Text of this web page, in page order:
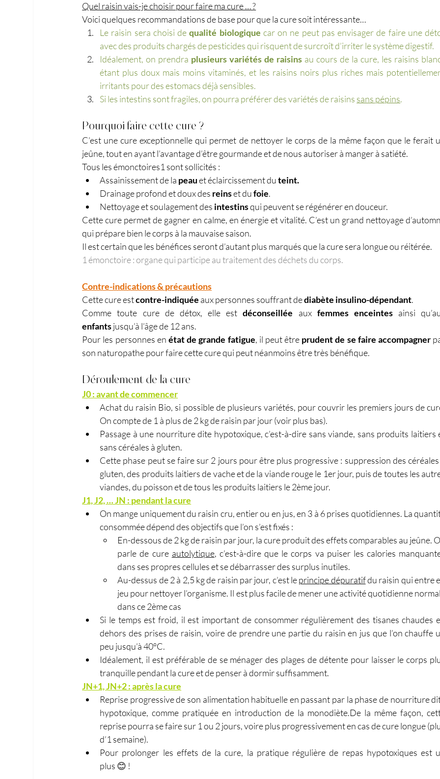
Quel raisin vais-je choisir pour faire ma cure … ?
Voici quelques recommandations de base pour que la cure soit intéressante…
Le raisin sera choisi de qualité biologique car on ne peut pas envisager de faire une
avec des produits chargés de pesticides qui risquent de surcroît d’irriter le système digestif.
Idéalement, on prendra plusieurs variétés de raisins au cours de la cure, les raisins
étant plus doux mais moins vitaminés, et les raisins noirs plus riches mais
irritants pour des estomacs déjà sensibles.
Si les intestins sont fragiles, on pourra préférer des variétés de raisins sans pépins.
Pourquoi faire cette cure ?
C’est une cure exceptionnelle qui permet de nettoyer le corps de la même façon que le ferait
jeûne, tout en ayant l’avantage d’être gourmande et de nous autoriser à manger à satiété.
Tous les émonctoires1 sont sollicités :
Assainissement de la peau et éclaircissement du teint.
Drainage profond et doux des reins et du foie.
Nettoyage et soulagement des intestins qui peuvent se régénérer en douceur.
Cette cure permet de gagner en calme, en énergie et vitalité. C’est un grand nettoyage
qui prépare bien le corps à la mauvaise saison.
Il est certain que les bénéfices seront d’autant plus marqués que la cure sera longue ou réitérée.
1 émonctoire : organe qui participe au traitement des déchets du corps.
Contre-indications & précautions
Cette cure est contre-indiquée aux personnes souffrant de diabète insulino-dépendant.
Comme toute cure de détox, elle est déconseillée aux femmes enceintes
enfants jusqu’à l’âge de 12 ans.
Pour les personnes en état de grande fatigue, il peut être prudent de se faire accompagner
son naturopathe pour faire cette cure qui peut néanmoins être très bénéfique.
Déroulement de la cure
J0 : avant de commencer
Achat du raisin Bio, si possible de plusieurs variétés, pour couvrir les premiers jours de
On compte de 1 à plus de 2 kg de raisin par jour (voir plus bas).
Passage à une nourriture dite hypotoxique, c’est-à-dire sans viande, sans produits laitiers
sans céréales à gluten.
Cette phase peut se faire sur 2 jours pour être plus progressive : suppression des céréales
gluten, des produits laitiers de vache et de la viande rouge le 1er jour, puis de toutes les
viandes, du poisson et de tous les produits laitiers le 2ème jour.
J1, J2, … JN : pendant la cure
On mange uniquement du raisin cru, entier ou en jus, en 3 à 6 prises quotidiennes. La
consommée dépend des objectifs que l’on s’est fixés :
En-dessous de 2 kg de raisin par jour, la cure produit des effets comparables au jeûne.
parle de cure autolytique, c’est-à-dire que le corps va puiser les calories
dans ses propres cellules et se débarrasser des surplus inutiles.
Au-dessus de 2 à 2,5 kg de raisin par jour, c’est le principe dépuratif du raisin qui entre
jeu pour nettoyer l’organisme. Il est plus facile de mener une activité quotidienne
dans ce 2ème cas
Si le temps est froid, il est important de consommer régulièrement des tisanes chaudes
dehors des prises de raisin, voire de prendre une partie du raisin en jus que l’on chauffe
peu jusqu’à 40°C.
Idéalement, il est préférable de se ménager des plages de détente pour laisser le corps
tranquille pendant la cure et de penser à dormir suffisamment.
JN+1, JN+2 : après la cure
Reprise progressive de son alimentation habituelle en passant par la phase de nourriture
hypotoxique, comme pratiquée en introduction de la monodiète.De la même façon,
reprise pourra se faire sur 1 ou 2 jours, voire plus progressivement en cas de cure longue
d’1 semaine).
Pour prolonger les effets de la cure, la pratique régulière de repas hypotoxiques est
plus 😊 !